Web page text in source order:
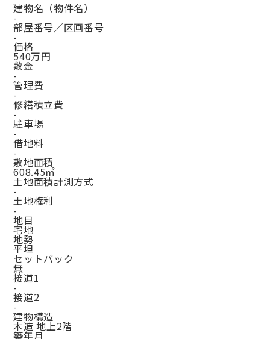
建物名（物件名）
-
部屋番号／区画番号
-
価格
540万円
敷金
-
管理費
-
修繕積立費
-
駐車場
-
借地料
-
敷地面積
608.45㎡
土地面積計測方式
-
土地権利
-
地目
宅地
地勢
平坦
セットバック
無
接道1
-
接道2
-
建物構造
木造 地上2階
築年月